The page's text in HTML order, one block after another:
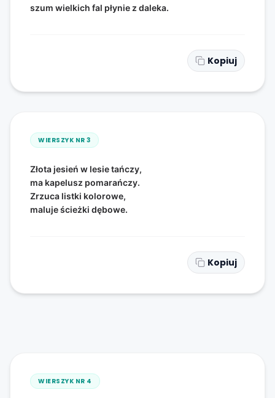
szum wielkich fal płynie z daleka.
Kopiuj
WIERSZYK NR 3
Złota jesień w lesie tańczy,
ma kapelusz pomarańczy.
Zrzuca listki kolorowe,
maluje ścieżki dębowe.
Kopiuj
WIERSZYK NR 4